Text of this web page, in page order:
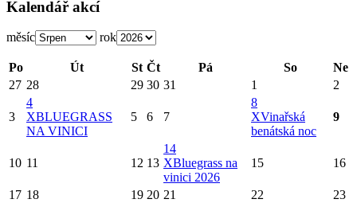
Kalendář akcí
měsíc rok
Po Út St Čt Pá So
Ne
27 28 29 30 31 1 2
3
4
XBLUEGRASS
NA VINICI
5 6 7
8
XVinařská
benátská noc
9
10 11 12 13
14
XBluegrass na
vinici 2026
15 16
17 18 19 20 21 22
23